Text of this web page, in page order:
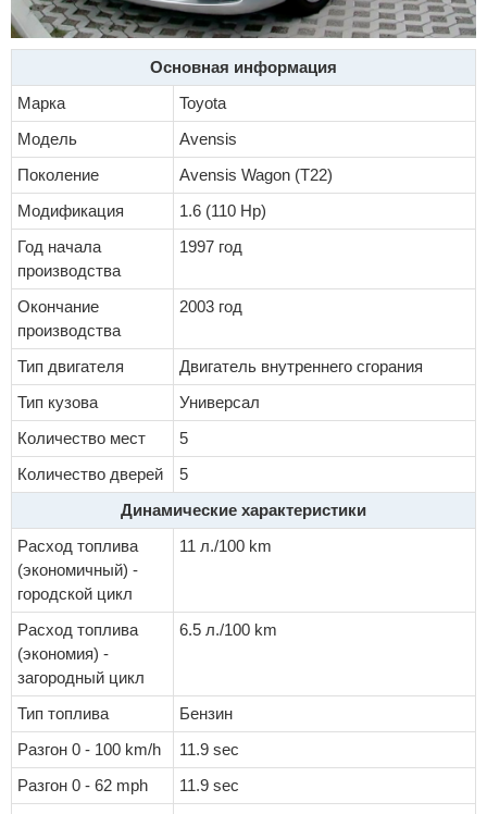
Основная информация
Марка
Toyota
Модель
Avensis
Поколение
Avensis Wagon (T22)
Модификация
1.6 (110 Hp)
Год начала
производства
1997 год
Окончание
производства
2003 год
Тип двигателя
Двигатель внутреннего сгорания
Тип кузова
Универсал
Количество мест
5
Количество дверей
5
Динамические характеристики
Расход топлива
(экономичный) -
городской цикл
11 л./100 km
Расход топлива
(экономия) -
загородный цикл
6.5 л./100 km
Тип топлива
Бензин
Разгон 0 - 100 km/h
11.9 sec
Разгон 0 - 62 mph
11.9 sec